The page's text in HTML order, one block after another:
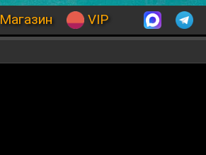
Магазин VIP